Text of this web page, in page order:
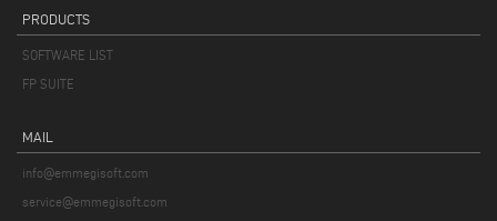
PRODUCTS
SOFTWARE LIST
FP SUITE
MAIL
info@emmegisoft.com
service@emmegisoft.com